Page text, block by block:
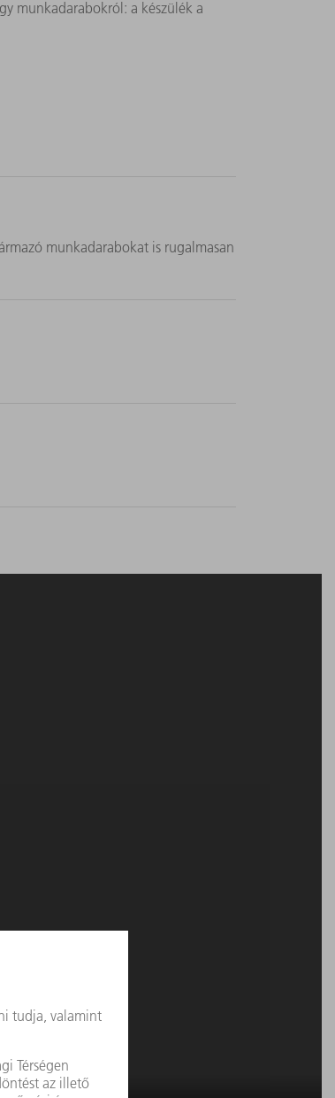
munkadarabokról: a készülék a
munkadarabokat is rugalmasan